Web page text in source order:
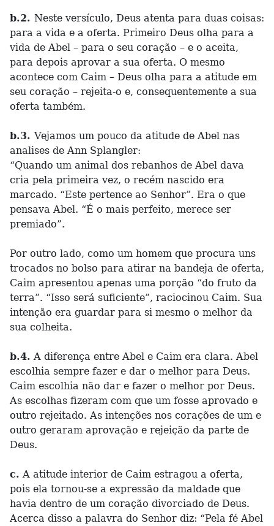
b.2. Neste versículo, Deus atenta para duas coisas:
para a vida e a oferta. Primeiro Deus olha para a
vida de Abel – para o seu coração – e o aceita,
para depois aprovar a sua oferta. O mesmo
acontece com Caim – Deus olha para a atitude em
seu coração – rejeita-o e, consequentemente a sua
oferta também.
b.3.Vejamos um pouco da atitude de Abel nas
analises de Ann Splangler:
“Quando um animal dos rebanhos de Abel dava
cria pela primeira vez, o recém nascido era
marcado. “Este pertence ao Senhor”. Era o que
pensava Abel. “É o mais perfeito, merece ser
premiado”.
Por outro lado, como um homem que procura uns
trocados no bolso para atirar na bandeja de oferta,
Caim apresentou apenas uma porção “do fruto da
terra”. “Isso será suficiente”, raciocinou Caim. Sua
intenção era guardar para si mesmo o melhor da
sua colheita.
b.4. A diferença entre Abel e Caim era clara. Abel
escolhia sempre fazer e dar o melhor para Deus.
Caim escolhia não dar e fazer o melhor por Deus.
As escolhas fizeram com que um fosse aprovado e
outro rejeitado. As intenções nos corações de um e
outro geraram aprovação e rejeição da parte de
Deus.
c. A atitude interior de Caim estragou a oferta,
pois ela tornou-se a expressão da maldade que
havia dentro de um coração divorciado de Deus.
Acerca disso a palavra do Senhor diz: “Pela fé Abel